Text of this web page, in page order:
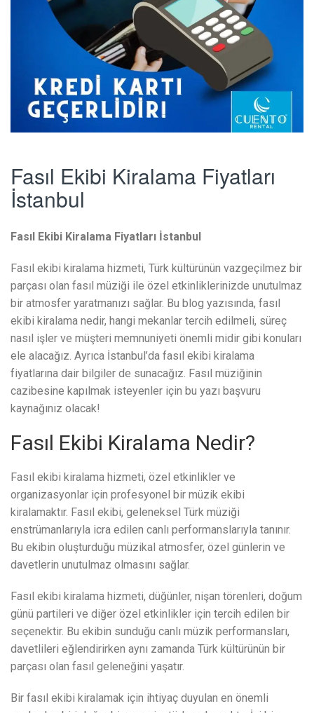
Fasıl Ekibi Kiralama Fiyatları
İstanbul
Fasıl Ekibi Kiralama Fiyatları İstanbul
Fasıl ekibi kiralama hizmeti, Türk kültürünün vazgeçilmez bir
parçası olan fasıl müziği ile özel etkinliklerinizde unutulmaz
bir atmosfer yaratmanızı sağlar. Bu blog yazısında, fasıl
ekibi kiralama nedir, hangi mekanlar tercih edilmeli, süreç
nasıl işler ve müşteri memnuniyeti önemli midir gibi konuları
ele alacağız. Ayrıca İstanbul’da fasıl ekibi kiralama
fiyatlarına dair bilgiler de sunacağız. Fasıl müziğinin
cazibesine kapılmak isteyenler için bu yazı başvuru
kaynağınız olacak!
Fasıl Ekibi Kiralama Nedir?
Fasıl ekibi kiralama hizmeti, özel etkinlikler ve
organizasyonlar için profesyonel bir müzik ekibi
kiralamaktır. Fasıl ekibi, geleneksel Türk müziği
enstrümanlarıyla icra edilen canlı performanslarıyla tanınır.
Bu ekibin oluşturduğu müzikal atmosfer, özel günlerin ve
davetlerin unutulmaz olmasını sağlar.
Fasıl ekibi kiralama hizmeti, düğünler, nişan törenleri, doğum
günü partileri ve diğer özel etkinlikler için tercih edilen bir
seçenektir. Bu ekibin sunduğu canlı müzik performansları,
davetlileri eğlendirirken aynı zamanda Türk kültürünün bir
parçası olan fasıl geleneğini yaşatır.
Bir fasıl ekibi kiralamak için ihtiyaç duyulan en önemli